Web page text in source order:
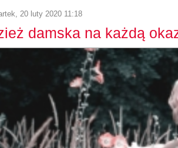
20 luty 2020 11:18
damska na każdą